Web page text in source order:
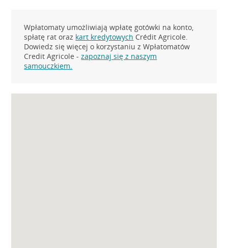
Wpłatomaty umożliwiają wpłatę gotówki na konto,
spłatę rat oraz kart kredytowych Crédit Agricole.
Dowiedz się więcej o korzystaniu z Wpłatomatów
Credit Agricole -zapoznaj się z naszym
samouczkiem.